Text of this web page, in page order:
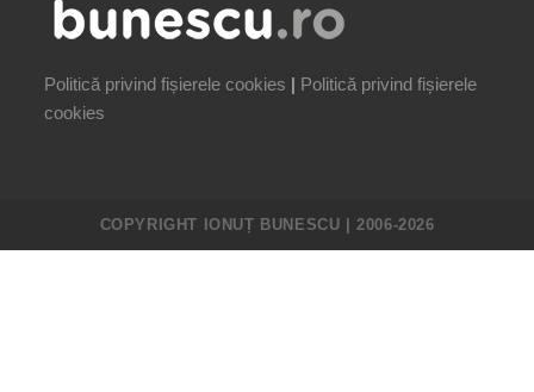
Politică privind fișierele cookies | Politică privind fișierele
cookies
COPYRIGHT IONUȚ BUNESCU | 2006-2026